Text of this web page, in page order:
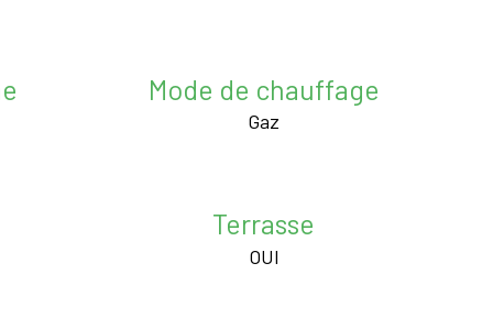
Mode de chauffage
Gaz
Terrasse
OUI